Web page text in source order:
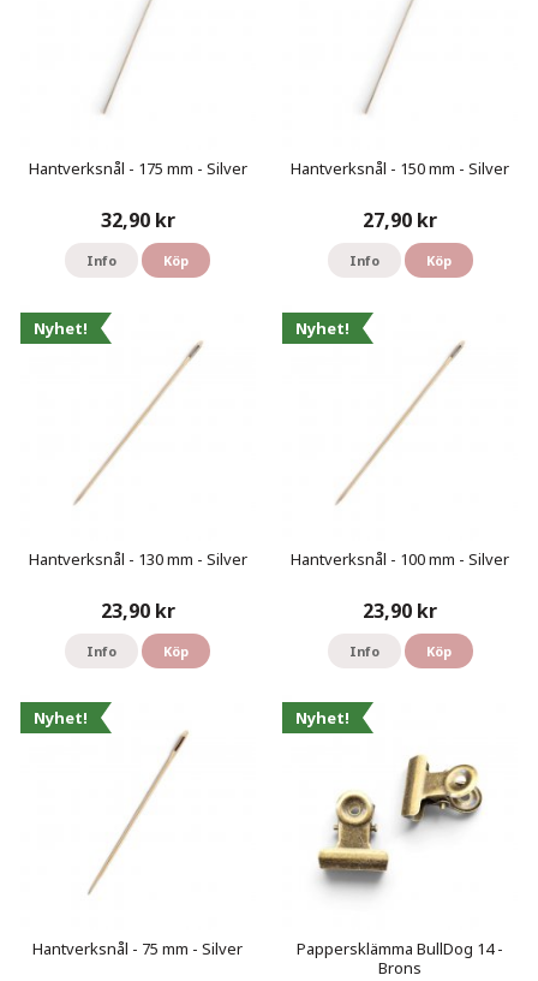
Hantverksnål - 175 mm - Silver
32,90 kr
Info Köp
Hantverksnål - 150 mm - Silver
27,90 kr
Info Köp
Nyhet!
Hantverksnål - 130 mm - Silver
23,90 kr
Info Köp
Nyhet!
Hantverksnål - 100 mm - Silver
23,90 kr
Info Köp
Nyhet!
Hantverksnål - 75 mm - Silver
Nyhet!
Pappersklämma BullDog 14 -
Brons